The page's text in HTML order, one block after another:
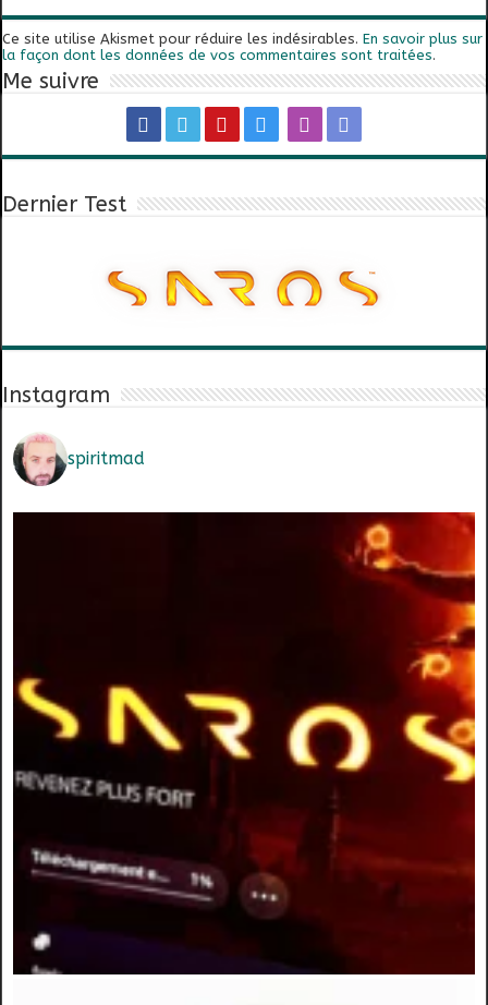
Ce site utilise Akismet pour réduire les indésirables.En savoir plus sur
la façon dont les données de vos commentaires sont traitées.
Me suivre
Dernier Test
Instagram
spiritmad